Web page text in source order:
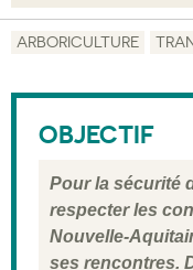
Validation
Moyens
ARBORICULTURE
OBJECTIF
Pour la sécurité
respecter les
Nouvelle-
ses rencontres.